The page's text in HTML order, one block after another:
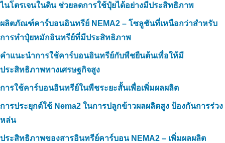
ไนโตรเจนในดิน ช่วยลดการใช้ปุ๋ยได้อย่างมีประสิทธิภาพ
ผลิตภัณฑ์คาร์บอนอินทรีย์ NEMA2 – โซลูชันที่เหนือกว่าสำหรับ
การทำปุ๋ยหมักอินทรีย์ที่มีประสิทธิภาพ
คำแนะนำการใช้คาร์บอนอินทรีย์กับพืชยืนต้นเพื่อให้มี
ประสิทธิภาพทางเศรษฐกิจสูง
การใช้คาร์บอนอินทรีย์ในพืชระยะสั้นเพื่อเพิ่มผลผลิต
การประยุกต์ใช้ Nema2 ในการปลูกข้าวผลผลิตสูง ป้องกันการร่วง
หล่น
ประสิทธิภาพของสารอินทรีย์คาร์บอน NEMA2 – เพิ่มผลผลิต